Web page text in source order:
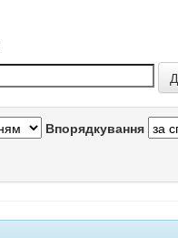
Впорядкування